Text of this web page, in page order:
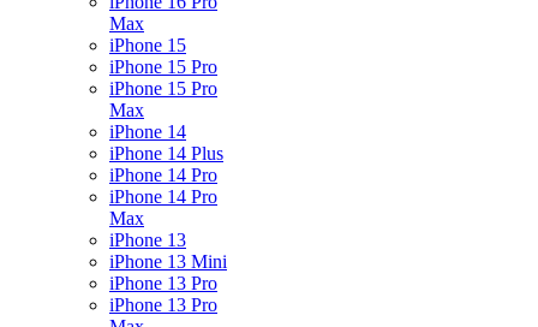
Max
iPhone 15
iPhone 15 Pro
iPhone 15 Pro
Max
iPhone 14
iPhone 14 Plus
iPhone 14 Pro
iPhone 14 Pro
Max
iPhone 13
iPhone 13 Mini
iPhone 13 Pro
iPhone 13 Pro